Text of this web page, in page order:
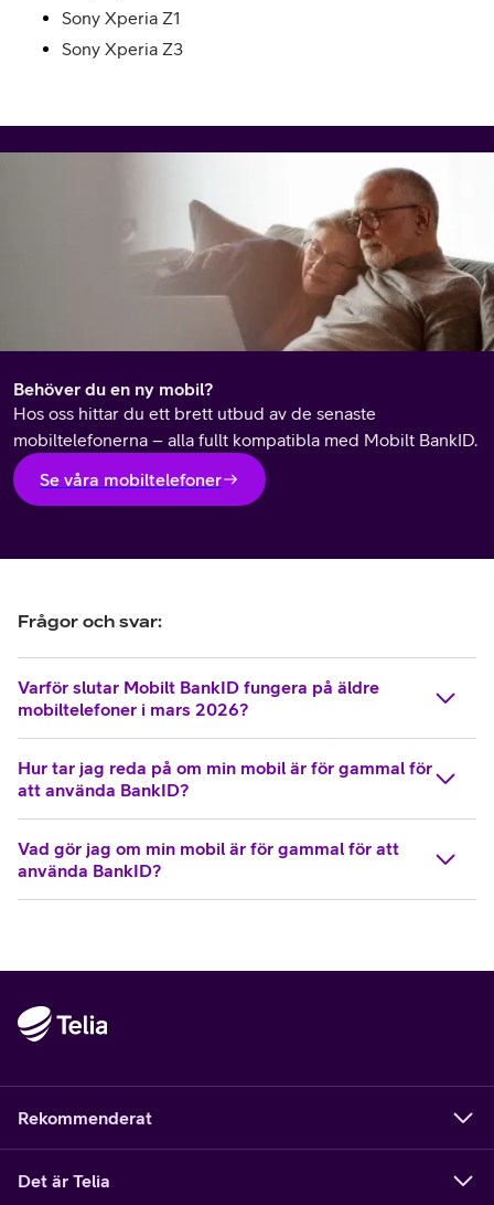
Sony Xperia Z1
Sony Xperia Z3
Behöver du en ny mobil?
Hos oss hittar du ett brett utbud av de senaste
mobiltelefonerna – alla fullt kompatibla med Mobilt BankID.
Se våra mobiltelefoner
Frågor och svar:
Varför slutar Mobilt BankID fungera på äldre
mobiltelefoner i mars 2026?
Hur tar jag reda på om min mobil är för gammal för
att använda BankID?
Vad gör jag om min mobil är för gammal för att
använda BankID?
Rekommenderat
Det är Telia